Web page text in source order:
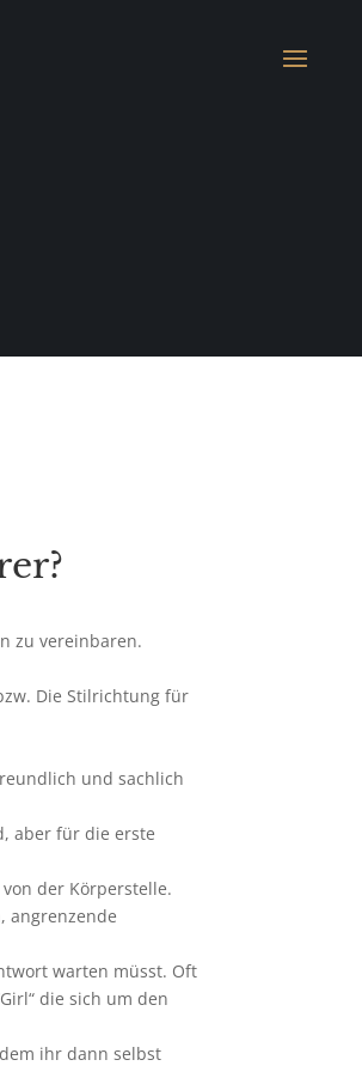
zu vereinbaren.
Die Stilrichtung für
und sachlich
aber für die erste
der Körperstelle.
angrenzende
warten müsst. Oft
die sich um den
ihr dann selbst